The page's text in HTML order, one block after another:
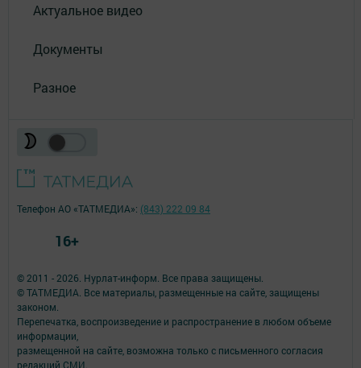
Актуальное видео
Документы
Разное
© 2011 - 2026. Нурлат-⁠информ. Все права защищены.
© ТАТМЕДИА. Все материалы, размещенные на сайте, защищены
законом.
Перепечатка, воспроизведение и распространение в любом объеме
информации,
размещенной на сайте, возможна только с письменного согласия
редакций СМИ.
Телефон АО «ТАТМЕДИА»: (843) 222 09 84
16+